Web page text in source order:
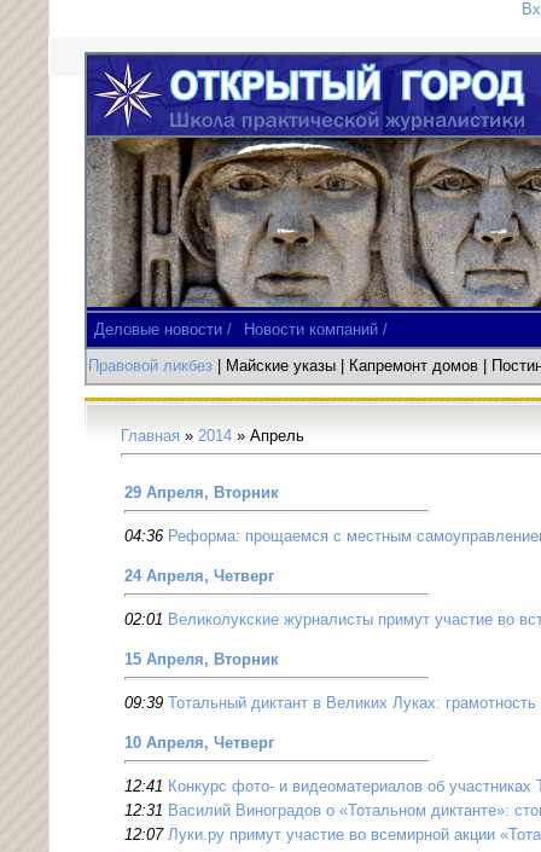
Деловые новости /
Новости компаний /
Правовой ликбез
| Майские указы Капремонт домов |
Главная » 2014 » Апрель
29 Апреля, Вторник
04:36 Реформа: прощаемся с местным
24 Апреля, Четверг
02:01 Великолукские журналисты примут участие во
15 Апреля, Вторник
09:39 Тотальный диктант в Великих Луках:
10 Апреля, Четверг
12:41 Конкурс фото- и видеоматериалов об участниках
12:31 Василий Виноградов о «Тотальном диктанте»:
12:07 Луки.ру примут участие во всемирной акции